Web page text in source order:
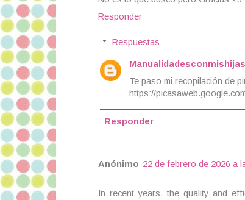
Responder
Respuestas
Manualidadesconmishijas
Te paso mi recopilación de
https://
Responder
Anónimo 22 de febrero de 2026 a
In recent years, the quality and